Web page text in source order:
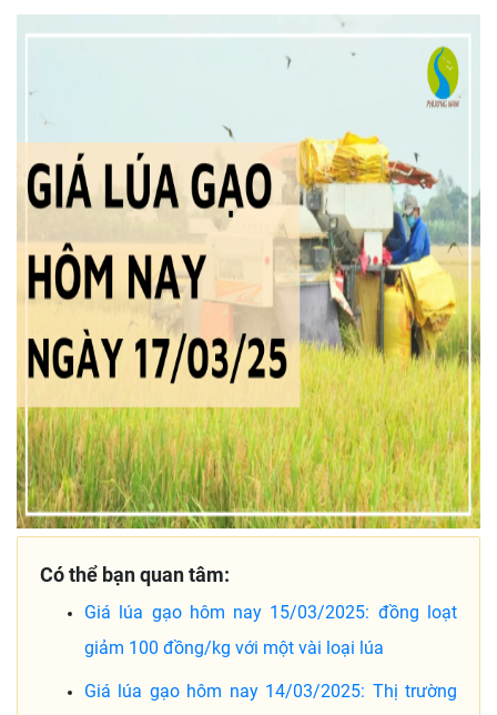
Có thể bạn quan tâm:
Giá lúa gạo hôm nay 15/03/2025: đồng loạt
giảm 100 đồng/kg với một vài loại lúa
Giá lúa gạo hôm nay 14/03/2025: Thị trường